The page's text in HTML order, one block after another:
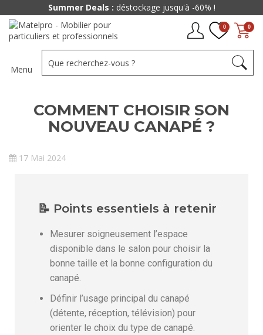
0
0
Menu
COMMENT CHOISIR SON
NOUVEAU CANAPÉ ?
17 Mai 2024
📝 Points essentiels à retenir
Mesurer soigneusement l’espace
disponible dans le salon pour choisir la
bonne taille et la bonne configuration du
canapé.
Définir l’usage principal du canapé
(détente, réception, télévision) pour
orienter le choix du type de canapé.
Summer Deals : déstockage jusqu'à -60% !